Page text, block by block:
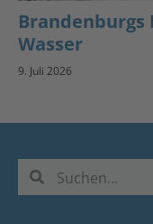
Brandenburgs
Wasser
9. Juli 2026